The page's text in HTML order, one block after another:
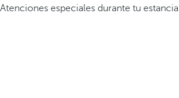
Atenciones especiales durante tu estancia